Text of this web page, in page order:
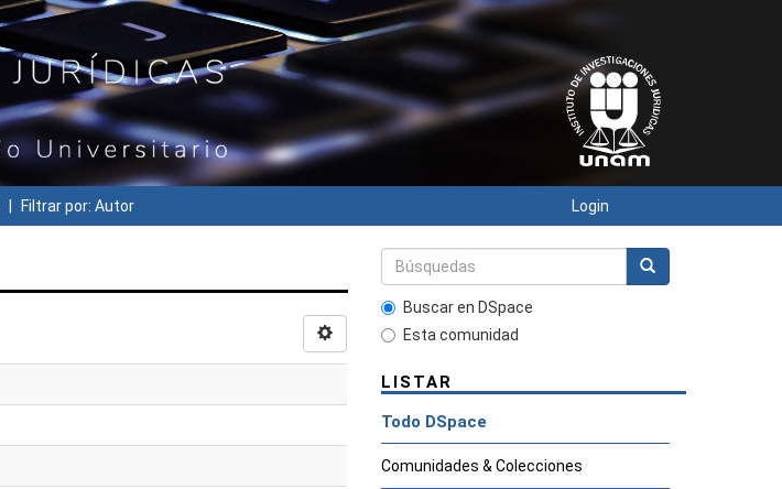
Filtrar por: Autor Login
Buscar en DSpace
Esta comunidad
LISTAR
Todo DSpace
Comunidades & Colecciones